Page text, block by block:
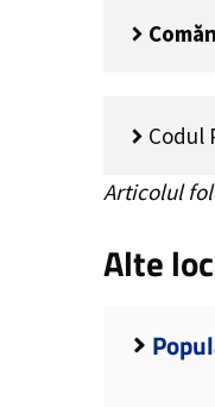
Codul
Articolul
Alte